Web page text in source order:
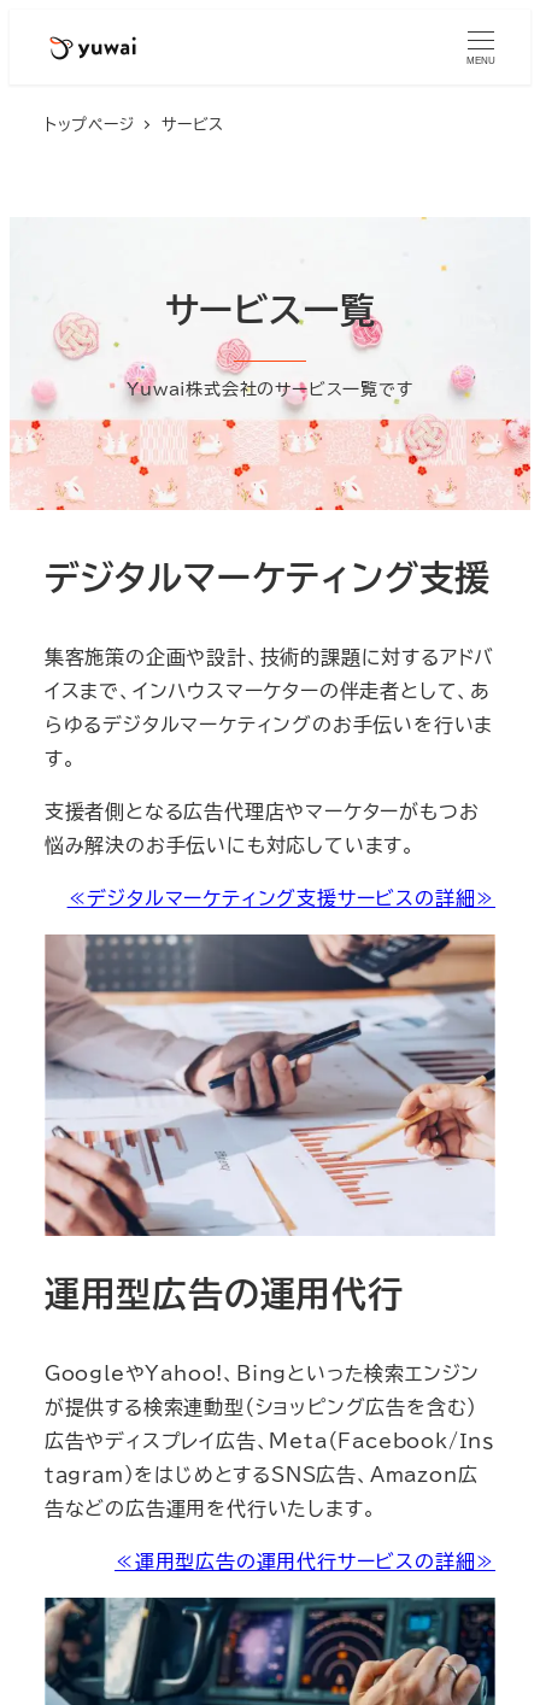
MENU
トップページ サービス
サービス一覧
Yuwai株式会社のサービス一覧です
デジタルマーケティング支援
集客施策の企画や設計、技術的課題に対するアドバ
イスまで、インハウスマーケターの伴走者として、あ
らゆるデジタルマーケティングのお手伝いを行いま
す。
支援者側となる広告代理店やマーケターがもつお
悩み解決のお手伝いにも対応しています。
≪デジタルマーケティング支援サービスの詳細≫
運用型広告の運用代行
GoogleやYahoo!、Bingといった検索エンジン
が提供する検索連動型（ショッピング広告を含む）
広告やディスプレイ広告、Meta（Facebook/Ｉｎｓ
ｔａｇｒａｍ）をはじめとするSNS広告、Amazon広
告などの広告運用を代行いたします。
≪運用型広告の運用代行サービスの詳細≫